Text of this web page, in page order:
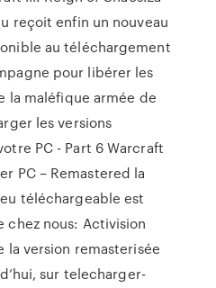
reçoit enfin un nouveau
au téléchargement
pour libérer les
la maléfique armée de
les versions
PC - Part 6 Warcraft
PC – Remastered la
téléchargeable est
nous: Activision
la version remasterisée
sur telecharger-